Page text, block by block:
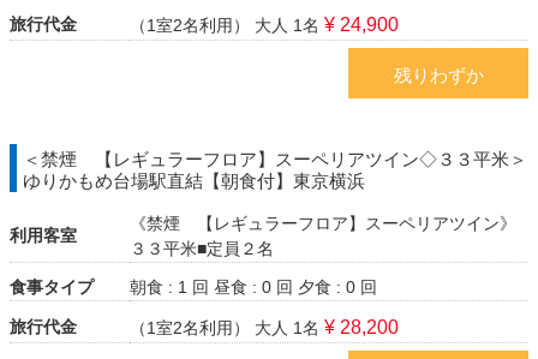
旅行代金 （1室2名利用） 大人 1名 ¥ 24,900
残りわずか
＜禁煙 【レギュラーフロア】スーペリアツイン◇３３平米＞
ゆりかもめ台場駅直結【朝食付】東京横浜
利用客室
《禁煙 【レギュラーフロア】スーペリアツイン》
３３平米■定員２名
食事タイプ
朝食 : 1 回 昼食 : 0 回 夕食 : 0 回
旅行代金 （1室2名利用） 大人 1名 ¥ 28,200